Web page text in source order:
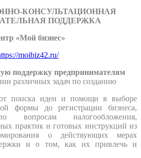
КОНСУЛЬТАЦИОННАЯ
ПОДДЕРЖКА
«Мой бизнес»
moibiz42.ru/
поддержку предпринимателям
различных задач по созданию
поиска идеи и помощи в выборе
формы до регистрации бизнеса,
вопросам налогообложения,
практик и готовых инструкций из
о действующих мерах
и о том, как их привлечь и